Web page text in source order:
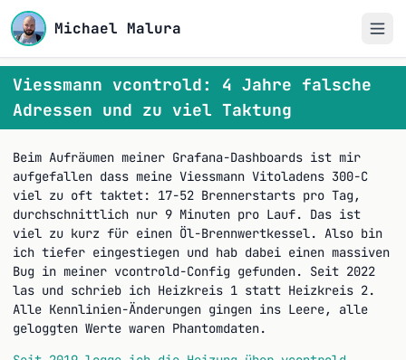
Michael Malura
Viessmann vcontrold: 4 Jahre falsche
Adressen und zu viel Taktung
Beim Aufräumen meiner Grafana-Dashboards ist mir
aufgefallen dass meine Viessmann Vitoladens 300-C
viel zu oft taktet: 17-52 Brennerstarts pro Tag,
durchschnittlich nur 9 Minuten pro Lauf. Das ist
viel zu kurz für einen Öl-Brennwertkessel. Also bin
ich tiefer eingestiegen und hab dabei einen massiven
Bug in meiner vcontrold-Config gefunden. Seit 2022
las und schrieb ich Heizkreis 1 statt Heizkreis 2.
Alle Kennlinien-Änderungen gingen ins Leere, alle
geloggten Werte waren Phantomdaten.